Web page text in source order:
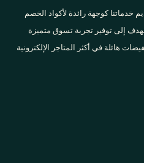
كوجهة رائدة لأكواد الخصم
إلى توفير تجربة تسوق متميزة
هائلة في أكثر المتاجر الإلكترونية